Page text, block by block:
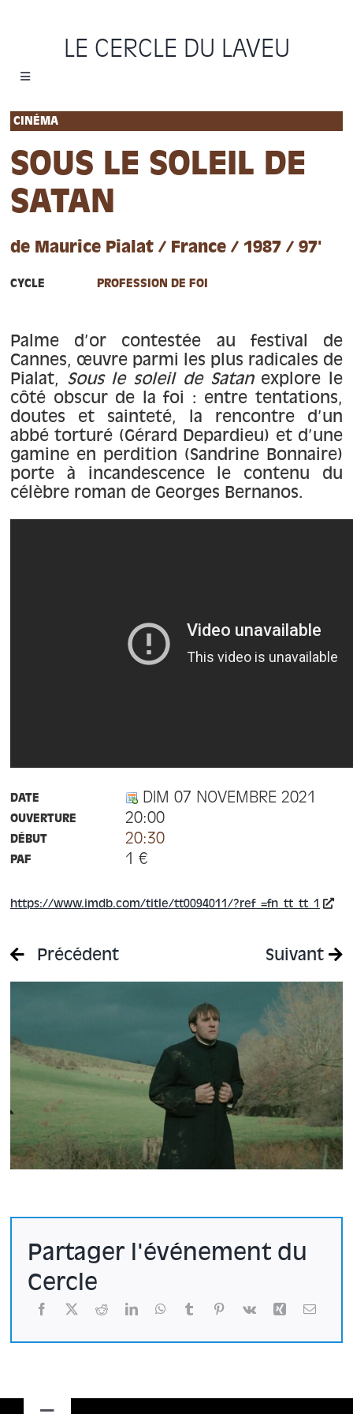
LE CERCLE DU LAVEU
Toggle
Accueil
Cycles
Programme
À propos
Contact
CINÉMA
SOUS LE SOLEIL DE
SATAN
de Maurice Pialat / France / 1987 / 97'
CYCLE PROFESSION DE FOI
Palme d’or contestée au festival de
Cannes, œuvre parmi les plus radicales de
Pialat, Sous le soleil de Satanexplore le
côté obscur de la foi : entre tentations,
doutes et sainteté, la rencontre d’un
abbé torturé (Gérard Depardieu) et d’une
gamine en perdition (Sandrine Bonnaire)
porte à incandescence le contenu du
célèbre roman de Georges Bernanos.
DATE DIM 07 NOVEMBRE 2021
OUVERTURE 20:00
DÉBUT 20:30
PAF 1 €
https://www.imdb.com/title/tt0094011/?ref_=fn_tt_tt_1
Précédent Suivant
Partager l'événement du
Cercle